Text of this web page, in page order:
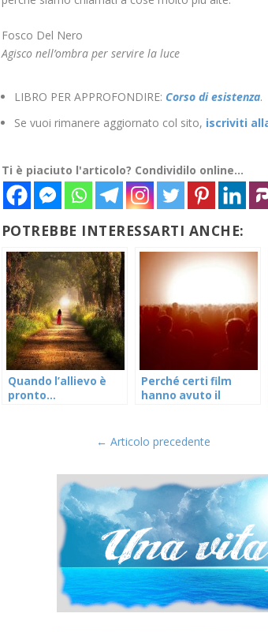
Fosco Del Nero
Agisco nell’ombra per servire la luce
LIBRO PER APPROFONDIRE: Corso di esistenza.
Se vuoi rimanere aggiornato col sito, iscriviti
Ti è piaciuto l'articolo? Condividilo online...
POTREBBE INTERESSARTI ANCHE:
Quando l’allievo è
pronto…
Perché certi film
hanno avuto il
← Articolo precedente